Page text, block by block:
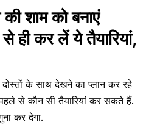
शाम को बनाएं
ही कर लें ये तैयारियां,
के साथ देखने का प्लान कर रहे
से कौन सी तैयारियां कर सकते हैं.
कर देगा.